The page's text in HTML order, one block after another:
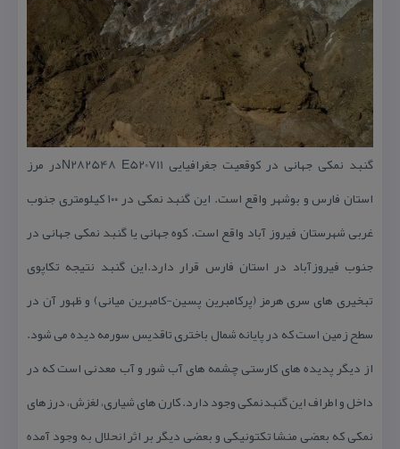
گنبد نمكی جهانی در كوقعیت جغرافیایی N282548 E520711در مرز
استان فارس و بوشهر واقع است. این گنبد نمكی در ۱۰۰ كیلومتری جنوب
غربی شهرستان فیروز آباد واقع است. كوه جهانی یا گنبد نمكی جهانی در
جنوب فیروزآباد در استان فارس قرار دارد.این گنبد نتیجه تكاپوی
تبخیری های سری هرمز (پركامبرین پسین-كامبرین میانی) و ظهور آن در
سطح زمین است كه در پایانه شمال باختری تاقدیس سورمه دیده می شود.
از دیگر پدیده های كارستی چشمه های آب شور و آب معدنی است كه در
داخل و اطراف این گنبدنمكی وجود دارد. كارن های شیاری، لغزش، درزهای
نمكی كه بعضی منشا تكتونیكی و بعضی دیگر بر اثر انحلال به وجود آمده